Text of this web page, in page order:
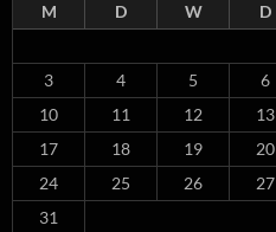
M D W D
3
4 5 6
10
11 12 13
17
18 19 20
24
25 26 27
31